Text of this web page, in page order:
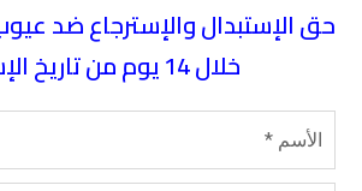
حق الإستبدال والإسترجاع ضد
خلال 14 يوم من تاريخ الإستلام